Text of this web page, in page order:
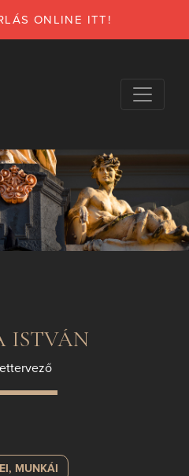
ONLINE ITT!
ISTVÁN
MUNKÁI